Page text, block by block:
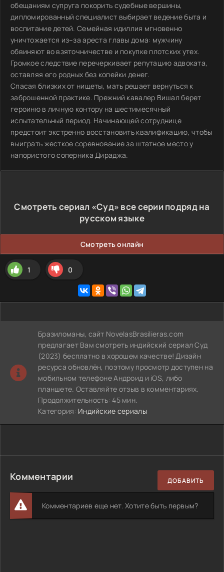
обещаниям супруга покорить судебные вершины,
дипломированный специалист выбирает ведение быта и
воспитание детей. Семейная идиллия мгновенно
уничтожается из–за ареста главы дома: мужчину
обвиняют во взяточничестве и покупке плотских утех.
Громкое следствие перечеркивает репутацию адвоката,
оставляя его родных без копейки денег.
Спасая близких от нищеты, мать решает вернуться к
заброшенной практике. Прежний кавалер Вишал берет
героиню в личную контору на шестимесячный
испытательный период. Начинающей сотруднице
предстоит экстренно восстановить квалификацию, чтобы
выиграть жесткое соревнование за штатное место у
напористого соперника Дираджа.
Смотреть сериал «Суд» все серии подряд на
русском языке
Смотреть онлайн
1 0
Бразиломаны, сайт NovelasBrasilieras.com
предлагает Вам смотреть индийский сериал Суд
(2023) бесплатно в хорошем качестве! Дизайн
ресурса обновлён, поэтому просмотр доступен на
мобильном телефоне Андроид и iOS, либо
планшете. Оставляйте отзыв в комментариях.
Продолжительность: 45 мин.
Категория: Индийские сериалы
Комментарии ДОБАВИТЬ
Комментариев еще нет. Хотите быть первым?